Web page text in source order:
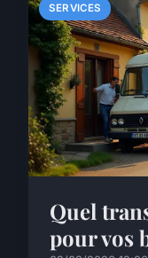
SERVICES
Quel
pour vos